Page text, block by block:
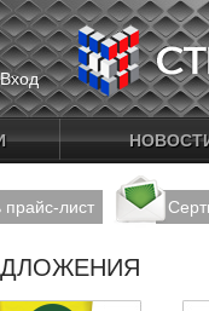
Вход
прайс-лист